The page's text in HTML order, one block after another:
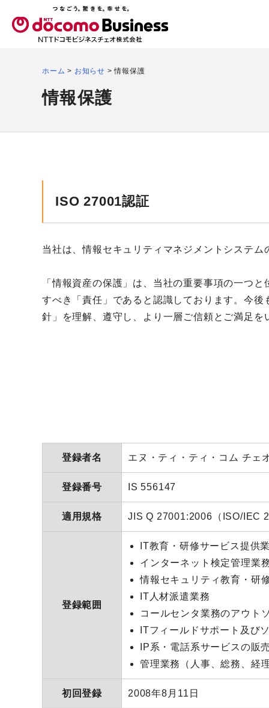
ホーム > お知らせ >情報保護
情報保護
ISO 27001認証
当社は、情報セキュリティマネジメントシステ
「情報資産の保護」は、当社の重要事項の一つ
すべき「責任」であると認識しております。今
針」を理解、遵守し、より一層ご信頼とご満足
登録者名 エヌ・ティ・ティ・コム チェ
登録番号 IS 556147
適用規格 JIS Q 27001:2006（ISO/IEC
登録範囲
IT教育・研修サービス提供
インターネット検定管理業
情報セキュリティ教育・研
IT人材派遣業務
コールセンタ業務のアウト
ITフィールドサポート及び
IP系・電話系サービスの販
管理業務（人事、総務、経
初回登録 2008年8月11日